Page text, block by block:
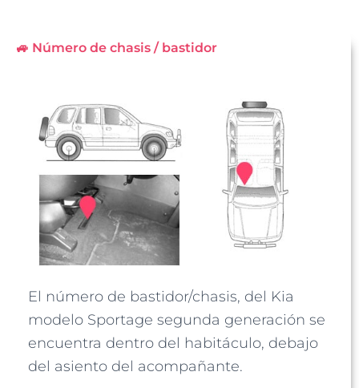
🚙 Número de chasis / bastidor
El número de bastidor/chasis, del Kia
modelo Sportage segunda generación se
encuentra dentro del habitáculo, debajo
del asiento del acompañante.